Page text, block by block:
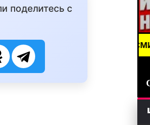
поделитесь с
NEWS /// НОВОСТИ (СМИ) ///